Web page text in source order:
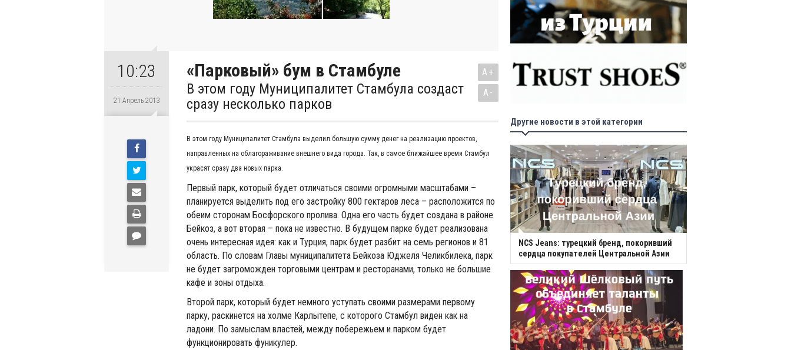
10:23
21 Апрель 2013
«Парковый» бум в Стамбуле
В этом году Муниципалитет Стамбула создаст
сразу несколько парков
A+
A-
В этом году Муниципалитет Стамбула выделил большую сумму денег на реализацию проектов,
направленных на облагораживание внешнего вида города. Так, в самое ближайшее время Стамбул
украсят сразу два новых парка.
Первый парк, который будет отличаться своими огромными масштабами –
планируется выделить под его застройку 800 гектаров леса – расположится по
обеим сторонам Босфорского пролива. Одна его часть будет создана в районе
Бейкоз, а вот вторая – пока не известно. В будущем парке будет реализована
очень интересная идея: как и Турция, парк будет разбит на семь регионов и 81
область. По словам Главы муниципалитета Бейкоза Юджеля Челикбилека, парк
не будет загроможден торговыми центрам и ресторанами, только не большие
кафе и зоны отдыха.
Второй парк, который будет немного уступать своими размерами первому
парку, раскинется на холме Карлытепе, с которого Стамбул виден как на
ладони. По замыслам властей, между побережьем и парком будет
функционировать фуникулер.
Другие новости в этой категории
NCS Jeans: турецкий бренд, покоривший
сердца покупателей Центральной Азии